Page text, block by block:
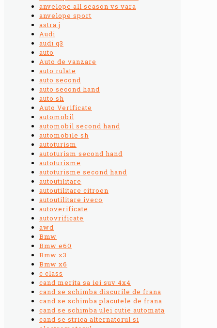
anvelope all season vs vara
anvelope sport
astra j
Audi
audi q3
auto
Auto de vanzare
auto rulate
auto second
auto second hand
auto sh
Auto Verificate
automobil
automobil second hand
automobile sh
autoturism
autoturism second hand
autoturisme
autoturisme second hand
autoutilitare
autoutilitare citroen
autoutilitare iveco
autoverificate
autovrificate
awd
Bmw
Bmw e60
Bmw x3
Bmw x6
c class
cand merita sa iei suv 4x4
cand se schimba discurile de frana
cand se schimba placutele de frana
cand se schimba ulei cutie automata
cand se strica alternatorul si